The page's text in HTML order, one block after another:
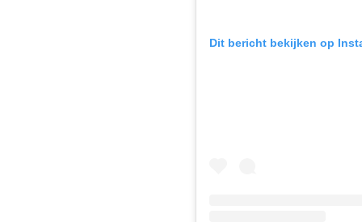
Dit bericht bekijken op